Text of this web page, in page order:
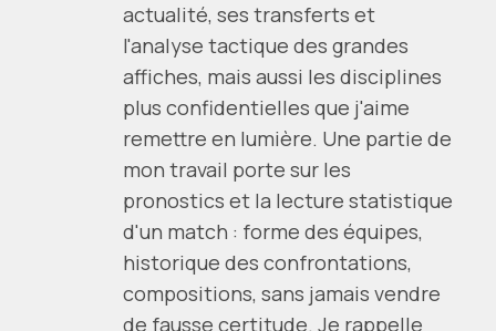
actualité, ses transferts et
l'analyse tactique des grandes
affiches, mais aussi les disciplines
plus confidentielles que j'aime
remettre en lumière. Une partie de
mon travail porte sur les
pronostics et la lecture statistique
d'un match : forme des équipes,
historique des confrontations,
compositions, sans jamais vendre
de fausse certitude. Je rappelle